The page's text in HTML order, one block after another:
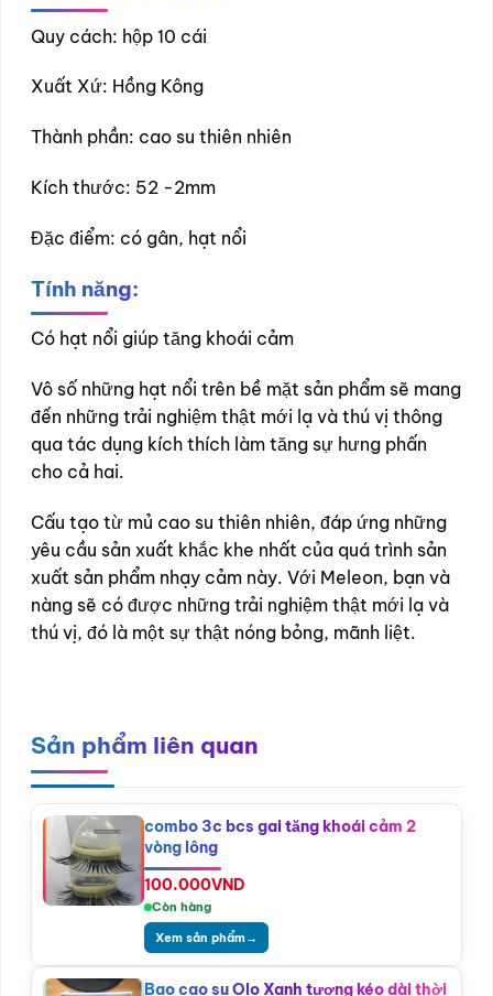
Quy cách: hộp 10 cái
Xuất Xứ: Hồng Kông
Thành phần: cao su thiên nhiên
Kích thước: 52 -2mm
Đặc điểm: có gân, hạt nổi
Tính năng:
Có hạt nổi giúp tăng khoái cảm
Vô số những hạt nổi trên bề mặt sản phẩm sẽ mang
đến những trải nghiệm thật mới lạ và thú vị thông
qua tác dụng kích thích làm tăng sự hưng phấn
cho cả hai.
Cấu tạo từ mủ cao su thiên nhiên, đáp ứng những
yêu cầu sản xuất khắc khe nhất của quá trình sản
xuất sản phẩm nhạy cảm này. Với Meleon, bạn và
nàng sẽ có được những trải nghiệm thật mới lạ và
thú vị, đó là một sự thật nóng bỏng, mãnh liệt.
Sản phẩm liên quan
combo 3c bcs gai tăng khoái cảm 2
vòng lông
100.000VND
Còn hàng
Xem sản phẩm→
Bao cao su Olo Xanh tượng kéo dài thời